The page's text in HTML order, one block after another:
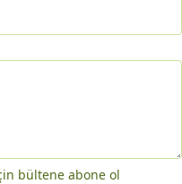
bültene abone ol